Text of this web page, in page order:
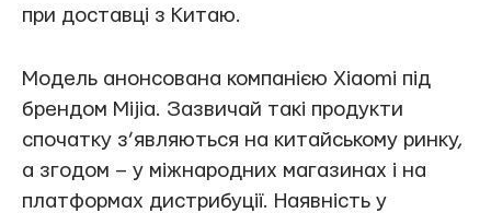
при доставці з Китаю.
Модель анонсована компанією Xiaomi під
брендом Mijia. Зазвичай такі продукти
спочатку з’являються на китайському ринку,
а згодом – у міжнародних магазинах і на
платформах дистрибуції. Наявність у